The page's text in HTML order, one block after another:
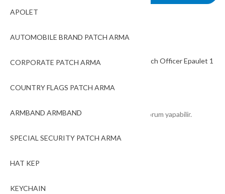
Add to wishlist
Stok kodu:05518
Etiketler:Seaman Captain Yacht Limited Watch Officer Epaulet 1
Share:
Değerlendirmeler
Henüz değerlendirme yapılmadı.
Sadece bu ürünü satın almış olan müşteriler yorum yapabilir.
APOLET
AUTOMOBILE BRAND PATCH ARMA
CORPORATE PATCH ARMA
COUNTRY FLAGS PATCH ARMA
ARMBAND ARMBAND
SPECIAL SECURITY PATCH ARMA
HAT KEP
KEYCHAIN